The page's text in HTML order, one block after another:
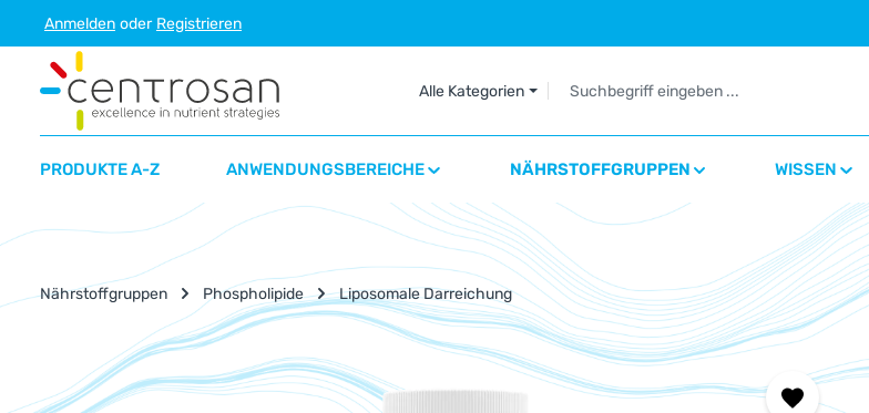
Hauptinhalt springen
Zur Suche springen
Zur Hauptnavigation springen
Anmelden oder Registrieren
Alle Kategorien
PRODUKTE A-Z ANWENDUNGSBEREICHE NÄHRSTOFFGRUPPEN WISSEN
Nährstoffgruppen Phospholipide Liposomale Darreichung
Bildergalerie überspringen